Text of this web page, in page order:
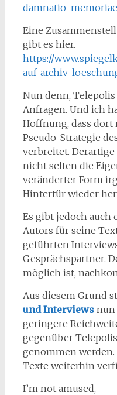
damnatio-
Eine
gibt es hier.
https://
auf-archiv-
Nun denn,
Anfragen. Und ich
Hoffnung, dass dort
Pseudo-Strategie
verbreitet.
nicht selten die
veränderter Form
Hintertür wieder
Es gibt jedoch auch
Autors für seine
geführten
Gesprächspartner.
möglich ist,
Aus diesem Grund
und Interviewsnun
geringere
gegenüber
genommen
Texte weiterhin
I’m not amused,